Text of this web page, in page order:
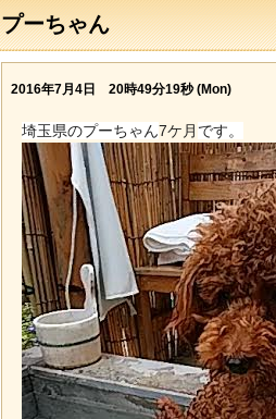
プーちゃん
2016年7月4日 20時49分19秒 (Mon)
埼玉県のプーちゃん7ケ月 です。